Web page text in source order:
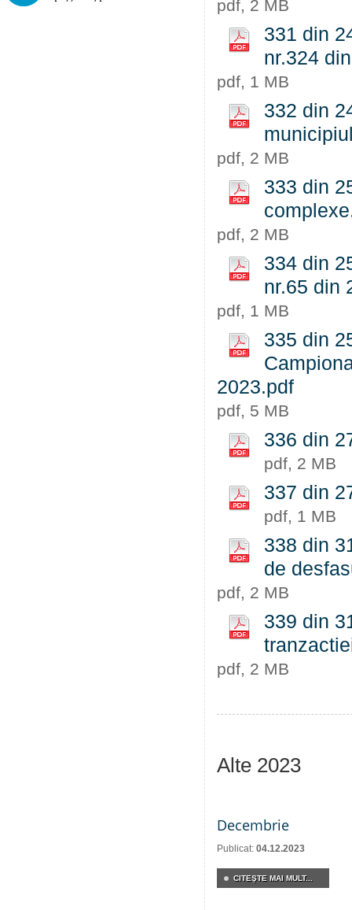
pdf, 2 MB
331 din
nr.324
pdf, 1 MB
332 din
pdf, 2 MB
333 din
pdf, 2 MB
334 din
nr.65 din
pdf, 1 MB
335 din
2023.pdf
pdf, 5 MB
336 din
pdf, 2 MB
337 din
pdf, 1 MB
338 din
de
pdf, 2 MB
339 din
pdf, 2 MB
Alte 2023
Decembrie
Publicat: 04.12.2023
CITEŞTE MAI MULT...